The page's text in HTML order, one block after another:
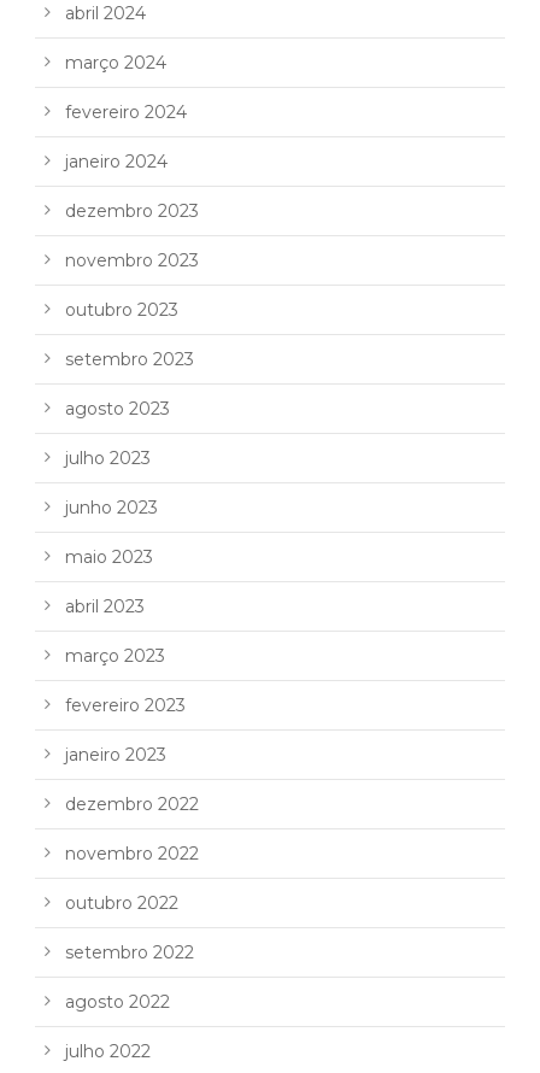
abril 2024
março 2024
fevereiro 2024
janeiro 2024
dezembro 2023
novembro 2023
outubro 2023
setembro 2023
agosto 2023
julho 2023
junho 2023
maio 2023
abril 2023
março 2023
fevereiro 2023
janeiro 2023
dezembro 2022
novembro 2022
outubro 2022
setembro 2022
agosto 2022
julho 2022